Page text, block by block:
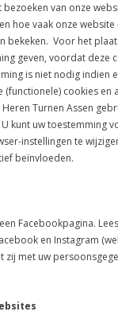
van onze
hoe vaak onze website
bekeken. Voor het
geven, voordat deze
is niet nodig indien
(functionele) cookies en
Turnen Assen
kunt uw toestemming
instellingen te
beïnvloeden.
Facebookpagina.
en Instagram
zij met uw